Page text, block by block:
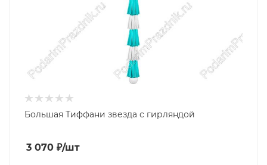
Большая Тиффани звезда с гирляндой
3 070 ₽/шт